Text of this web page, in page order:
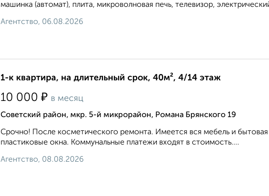
машинка (автомат), плита, микроволновая печь, телевизор,
Агентство, 06.08.2026
1-к квартира, на длительный срок, 40м², 4/14 этаж
10 000 ₽ в месяц
Советский район, мкр. 5-й микрорайон, Романа Брянского 19
Срочно! После косметического ремонта. Имеется вся мебель и
пластиковые окна. Коммунальные платежи входят в стоимость....
Агентство, 08.08.2026